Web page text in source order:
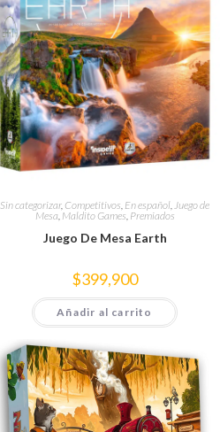
Sin categorizar, Competitivos, En español,Juego de
Mesa, Maldito Games, Premiados
Juego De Mesa Earth
$399,900
Añadir al carrito